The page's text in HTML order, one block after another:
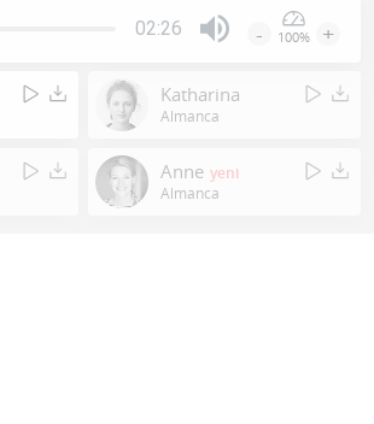
02:26
or
to
show
- 100% +
Katharina
Almanca
Anne yeni
Almanca